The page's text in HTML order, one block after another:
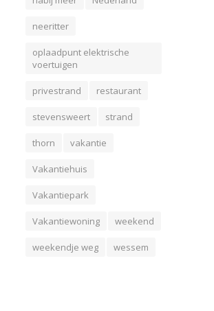
neeritter
oplaadpunt elektrische
voertuigen
privestrand restaurant
stevensweert strand
thorn vakantie
Vakantiehuis
Vakantiepark
Vakantiewoning weekend
weekendje weg wessem